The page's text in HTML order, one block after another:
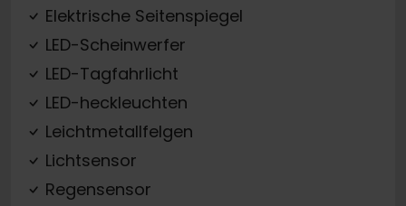
Elektrische Seitenspiegel
LED-Scheinwerfer
LED-Tagfahrlicht
LED-heckleuchten
Leichtmetallfelgen
Lichtsensor
Regensensor